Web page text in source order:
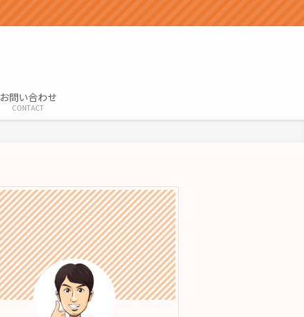
お問い合わせ
CONTACT